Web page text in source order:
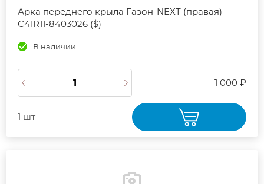
Арка переднего крыла Газон-NEXT (правая)
C41R11-8403026 ($)
В наличии
1 000 ₽
1 шт